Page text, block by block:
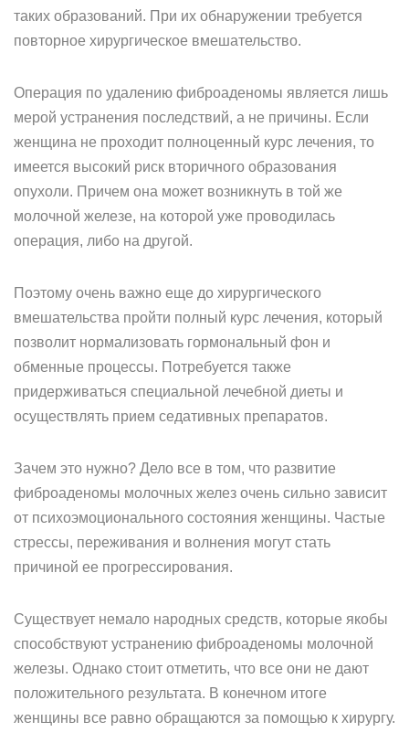
таких образований. При их обнаружении требуется
повторное хирургическое вмешательство.
Операция по удалению фиброаденомы является лишь
мерой устранения последствий, а не причины. Если
женщина не проходит полноценный курс лечения, то
имеется высокий риск вторичного образования
опухоли. Причем она может возникнуть в той же
молочной железе, на которой уже проводилась
операция, либо на другой.
Поэтому очень важно еще до хирургического
вмешательства пройти полный курс лечения, который
позволит нормализовать гормональный фон и
обменные процессы. Потребуется также
придерживаться специальной лечебной диеты и
осуществлять прием седативных препаратов.
Зачем это нужно? Дело все в том, что развитие
фиброаденомы молочных желез очень сильно зависит
от психоэмоционального состояния женщины. Частые
стрессы, переживания и волнения могут стать
причиной ее прогрессирования.
Существует немало народных средств, которые якобы
способствуют устранению фиброаденомы молочной
железы. Однако стоит отметить, что все они не дают
положительного результата. В конечном итоге
женщины все равно обращаются за помощью к хирургу.